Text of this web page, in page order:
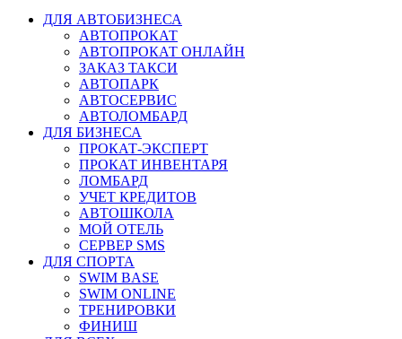
ДЛЯ АВТОБИЗНЕСА
АВТОПРОКАТ
АВТОПРОКАТ ОНЛАЙН
ЗАКАЗ ТАКСИ
АВТОПАРК
АВТОСЕРВИС
АВТОЛОМБАРД
ДЛЯ БИЗНЕСА
ПРОКАТ-ЭКСПЕРТ
ПРОКАТ ИНВЕНТАРЯ
ЛОМБАРД
УЧЕТ КРЕДИТОВ
АВТОШКОЛА
МОЙ ОТЕЛЬ
СЕРВЕР SMS
ДЛЯ СПОРТА
SWIM BASE
SWIM ONLINE
ТРЕНИРОВКИ
ФИНИШ